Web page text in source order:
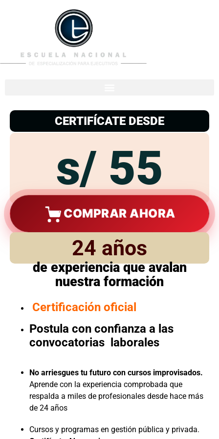
CERTIFÍCATE DESDE
s/ 55
COMPRAR AHORA
24 años
de experiencia que avalan
nuestra formación
Certificación oficial
Postula con confianza a las
convocatorias laborales
No arriesgues tu futuro con cursos improvisados.
Aprende con la experiencia comprobada que
respalda a miles de profesionales desde hace más
de 24 años
Cursos y programas en gestión pública y privada.